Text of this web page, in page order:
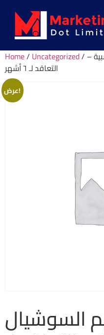
Home/ Uncategorized/ باقة تصاميم السوشيال ميديا الذهبية –
التعاقد لـ ٦ أشهر
عرض!
السوشيال